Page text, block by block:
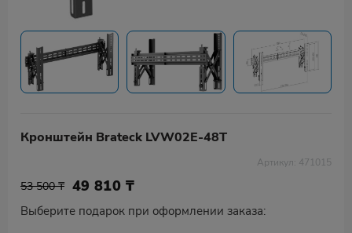
Кронштейн Brateck LVW02E-48T
Артикул: 471015
53 500 ₸ 49 810 ₸
Выберите подарок при оформлении заказа: